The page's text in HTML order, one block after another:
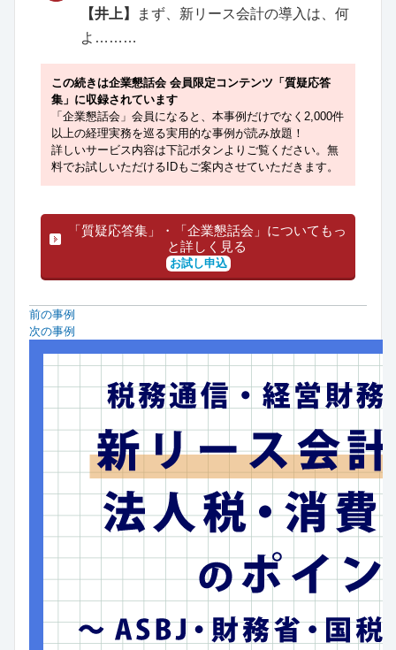
【井上】
まず、新リース会計の導入は、何
よ………
この続きは企業懇話会 会員限定コンテンツ「質疑応答
集」に収録されています
「企業懇話会」会員になると、本事例だけでなく2,000件
以上の経理実務を巡る実用的な事例が読み放題！
詳しいサービス内容は下記ボタンよりご覧ください。無
料でお試しいただけるIDもご案内させていただきます。
「質疑応答集」・「企業懇話会」についてもっ
と詳しく見る
お試し申込
前の事例
次の事例